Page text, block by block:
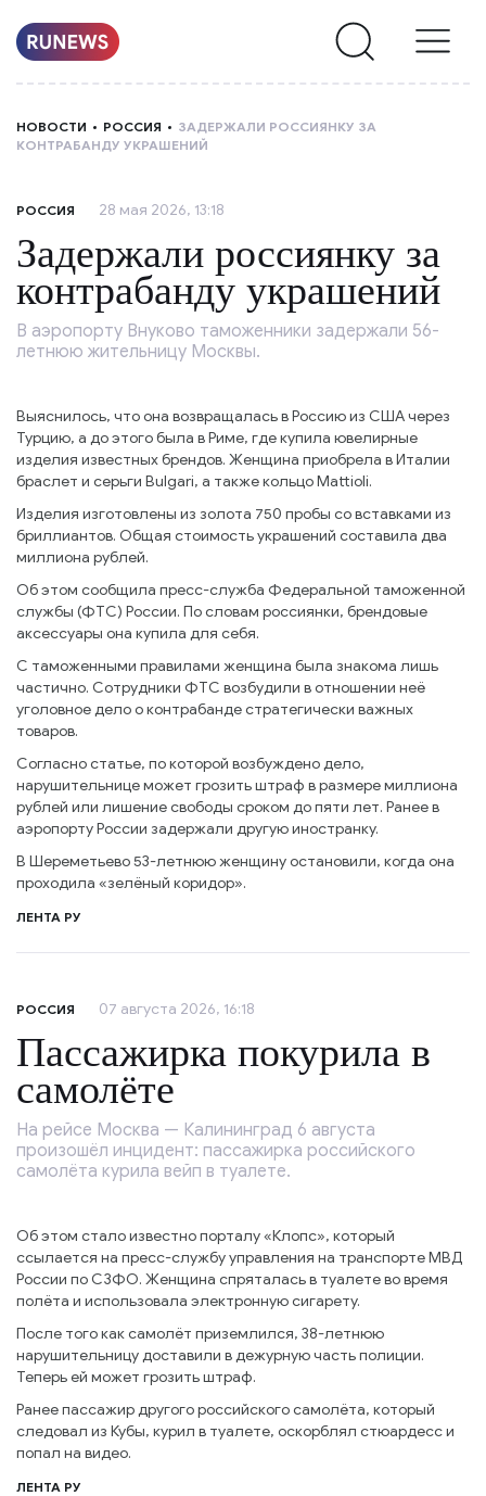
О
НАС
НОВОСТИ РОССИЯ
ЗАДЕРЖАЛИ РОССИЯНКУ ЗА
КОНТРАБАНДУ УКРАШЕНИЙ
РОССИЯ 28 мая 2026, 13:18
Задержали россиянку за
контрабанду украшений
В аэропорту Внуково таможенники задержали 56-
летнюю жительницу Москвы.
Выяснилось, что она возвращалась в Россию из США через
Турцию, а до этого была в Риме, где купила ювелирные
изделия известных брендов. Женщина приобрела в Италии
браслет и серьги Bulgari, а также кольцо Mattioli.
Изделия изготовлены из золота 750 пробы со вставками из
бриллиантов. Общая стоимость украшений составила два
миллиона рублей.
Об этом сообщила пресс-служба Федеральной таможенной
службы (ФТС) России. По словам россиянки, брендовые
аксессуары она купила для себя.
С таможенными правилами женщина была знакома лишь
частично. Сотрудники ФТС возбудили в отношении неё
уголовное дело о контрабанде стратегически важных
товаров.
Согласно статье, по которой возбуждено дело,
нарушительнице может грозить штраф в размере миллиона
рублей или лишение свободы сроком до пяти лет. Ранее в
аэропорту России задержали другую иностранку.
В Шереметьево 53-летнюю женщину остановили, когда она
проходила «зелёный коридор».
ЛЕНТА РУ
РОССИЯ 07 августа 2026, 16:18
Пассажирка покурила в
самолёте
На рейсе Москва — Калининград 6 августа
произошёл инцидент: пассажирка российского
самолёта курила вейп в туалете.
Об этом стало известно порталу «Клопс», который
ссылается на пресс-службу управления на транспорте МВД
России по СЗФО. Женщина спряталась в туалете во время
полёта и использовала электронную сигарету.
После того как самолёт приземлился, 38-летнюю
нарушительницу доставили в дежурную часть полиции.
Теперь ей может грозить штраф.
Ранее пассажир другого российского самолёта, который
следовал из Кубы, курил в туалете, оскорблял стюардесс и
попал на видео.
ЛЕНТА РУ